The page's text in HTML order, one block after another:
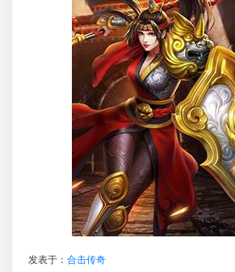
发表于： 合击传奇